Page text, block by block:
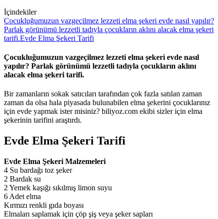
İçindekiler
Çocukluğumuzun vazgeçilmez lezzeti elma şekeri evde nasıl yapılır?
Parlak görünümü lezzetli tadıyla çocukların aklını alacak elma şekeri
tarifi.Evde Elma Şekeri Tarifi
Çocukluğumuzun vazgeçilmez lezzeti elma şekeri evde nasıl
yapılır? Parlak görünümü lezzetli tadıyla çocukların aklını
alacak elma şekeri tarifi.
Bir zamanların sokak satıcıları tarafından çok fazla satılan zaman
zaman da olsa hala piyasada bulunabilen elma şekerini çocuklarınız
için evde yapmak ister misiniz? biliyoz.com ekibi sizler için elma
şekerinin tarifini araştırdı.
Evde Elma Şekeri Tarifi
Evde Elma Şekeri Malzemeleri
4 Su bardağı toz şeker
2 Bardak su
2 Yemek kaşığı sıkılmış limon suyu
6 Adet elma
Kırmızı renkli gıda boyası
Elmaları saplamak için çöp şiş veya şeker sapları